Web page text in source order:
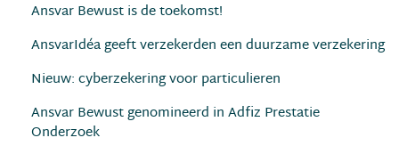
Ansvar Bewust is de toekomst!
AnsvarIdéa geeft verzekerden een duurzame verzekering
Nieuw: cyberzekering voor particulieren
Ansvar Bewust genomineerd in Adfiz Prestatie
Onderzoek